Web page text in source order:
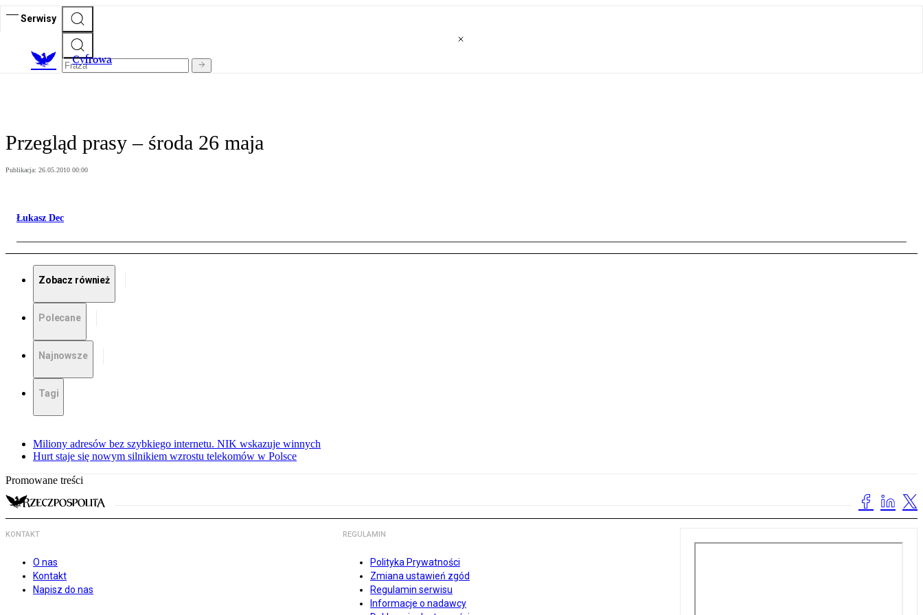
Serwisy
Cyfrowa
Przegląd prasy – środa 26 maja
Publikacja: 26.05.2010 00:00
Łukasz Dec
Zobacz również
Polecane
Najnowsze
Tagi
Miliony adresów bez szybkiego internetu. NIK wskazuje winnych
Hurt staje się nowym silnikiem wzrostu telekomów w Polsce
Promowane treści
KONTAKT
O nas
Kontakt
Napisz do nas
REGULAMIN
Polityka Prywatności
Zmiana ustawień zgód
Regulamin serwisu
Informacje o nadawcy